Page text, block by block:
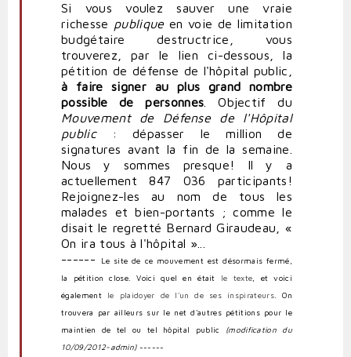
Si vous voulez sauver une vraie
richesse publique en voie de limitation
budgétaire destructrice, vous
trouverez, par le lien ci-dessous, la
pétition de défense de l'hôpital public,
à faire signer au plus grand nombre
possible de personnes . Objectif du
Mouvement de Défense de l'Hôpital
public: dépasser le million de
signatures avant la fin de la semaine.
Nous y sommes presque! Il y a
actuellement 847 036 participants!
Rejoignez-les au nom de tous les
malades et bien-portants ; comme le
disait le regretté Bernard Giraudeau, «
On ira tous à l'hôpital »...
------
Le site de ce mouvement est désormais fermé,
la pétition close. Voici quel en était le texte , et voici
également le plaidoyer de l'un de ses inspirateurs . On
trouvera par ailleurs sur le net d'autres pétitions pour le
maintien de tel ou tel hôpital public (modification du
10/09/2012-admin)------